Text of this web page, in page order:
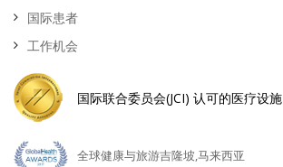
国际患者
工作机会
国际联合委员会(JCI) 认可的医疗设施
全球健康与旅游吉隆坡,马来西亚